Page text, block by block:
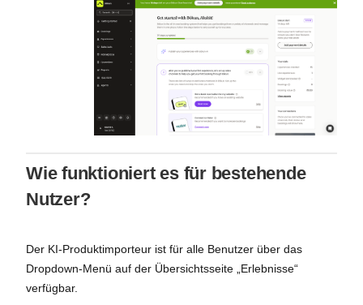
Wie funktioniert es für bestehende
Nutzer?
Der KI-Produktimporteur ist für alle Benutzer über das
Dropdown-Menü auf der Übersichtsseite „Erlebnisse“
verfügbar.